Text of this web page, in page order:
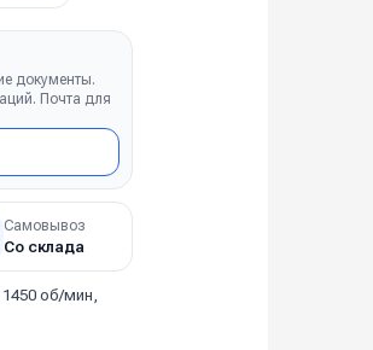
документы.
Почта для
Самовывоз
Со склада
об/мин,